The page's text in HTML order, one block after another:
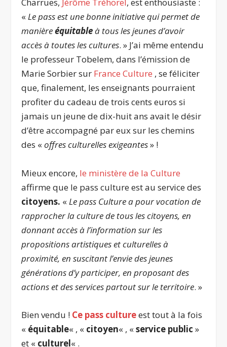
Charrues, Jérôme Tréhorel, est enthousiaste :
«Le pass est une bonne initiative qui permet de
manièreéquitableà tous les jeunes d’avoir
accès à toutes les cultures. » J’ai même entendu
le professeur Tobelem, dans l’émission de
Marie Sorbier sur France Culture , se féliciter
que, finalement, les enseignants pourraient
profiter du cadeau de trois cents euros si
jamais un jeune de dix-huit ans avait le désir
d’être accompagné par eux sur les chemins
des «offres culturelles exigeantes» !
Mieux encore, le ministère de la Culture
affirme que le pass culture est au service des
citoyens. «Le pass Culture a pour vocation de
rapprocher la culture de tous les citoyens, en
donnant accès à l’information sur les
propositions artistiques et culturelles à
proximité, en suscitant l’envie des jeunes
générations d’y participer, en proposant des
actions et des services partout sur le territoire. »
Bien vendu ! Ce pass cultureest tout à la fois
« équitable« , « citoyen« , «service public »
et « culturel« .